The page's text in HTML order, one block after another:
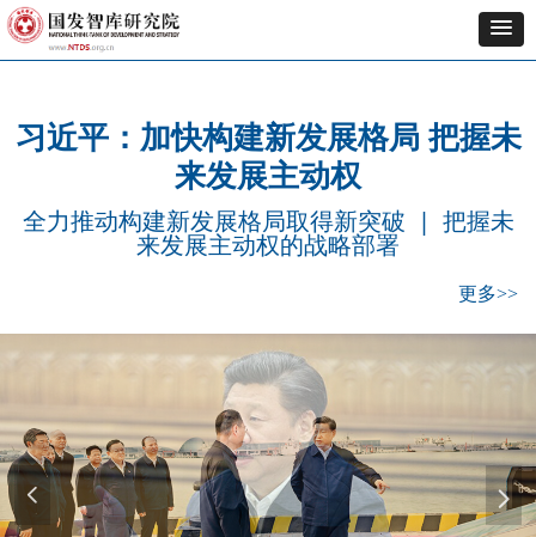
习近平：加快构建新发展格局 把握未
来发展主动权
全力推动构建新发展格局取得新突破 | 把握未
来发展主动权的战略部署
更多>>
넳 넲